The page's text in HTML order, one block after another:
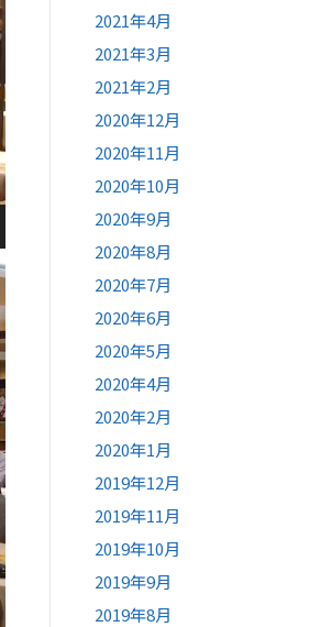
2021年4月
2021年3月
2021年2月
2020年12月
2020年11月
2020年10月
2020年9月
2020年8月
2020年7月
2020年6月
2020年5月
2020年4月
2020年2月
2020年1月
2019年12月
2019年11月
2019年10月
2019年9月
2019年8月